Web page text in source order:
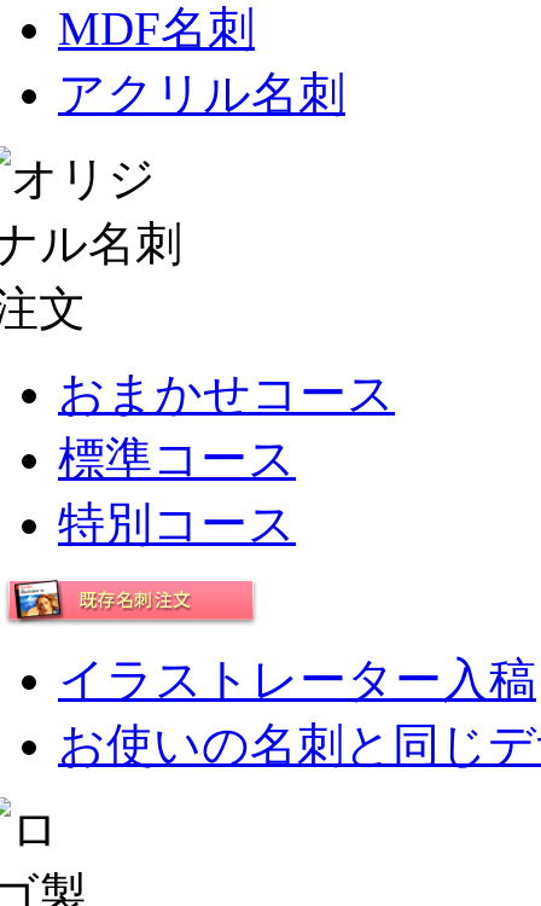
MDF名刺
アクリル名刺
おまかせコース
標準コース
特別コース
イラストレーター入稿
お使いの名刺と同じ